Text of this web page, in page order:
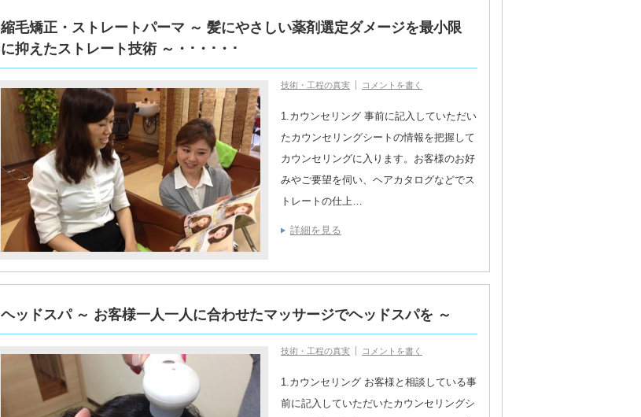
縮毛矯正・ストレートパーマ ～ 髪にやさしい薬剤選定ダメージを最小限
に抑えたストレート技術 ～・･・･・･
技術・工程の真実 コメントを書く
1.カウンセリング 事前に記入していただい
たカウンセリングシートの情報を把握して
カウンセリングに入ります。お客様のお好
みやご要望を伺い、ヘアカタログなどでス
トレートの仕上…
詳細を見る
ヘッドスパ ～ お客様一人一人に合わせたマッサージでヘッドスパを ～
技術・工程の真実 コメントを書く
1.カウンセリング お客様と相談している事
前に記入していただいたカウンセリングシ